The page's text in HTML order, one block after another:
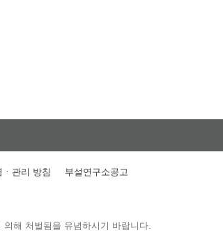
관리 방침 부설연구소공고
해 처벌됨을 유념하시기 바랍니다.